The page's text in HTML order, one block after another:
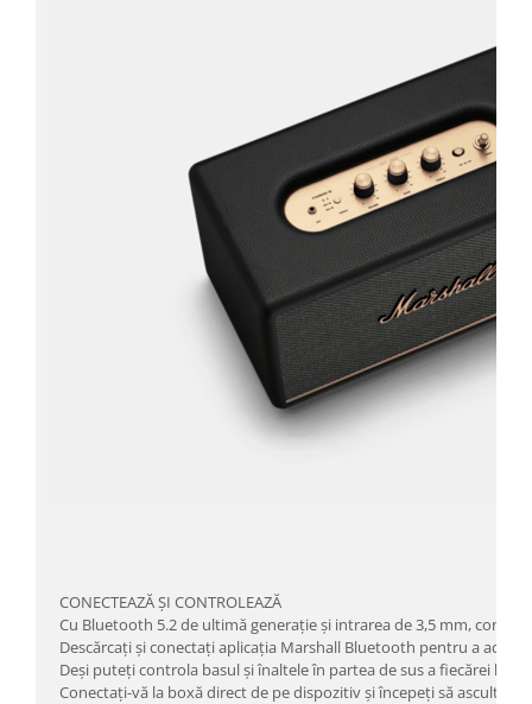
CONECTEAZĂ ȘI CONTROLEAZĂ
Cu Bluetooth 5.2 de ultimă generație și intrarea de 3,5 mm,
Descărcați și conectați aplicația Marshall Bluetooth pentru a
Deși puteți controla basul și înaltele în partea de sus a fiecărei
Conectați-vă la boxă direct de pe dispozitiv și începeți să ascultați.